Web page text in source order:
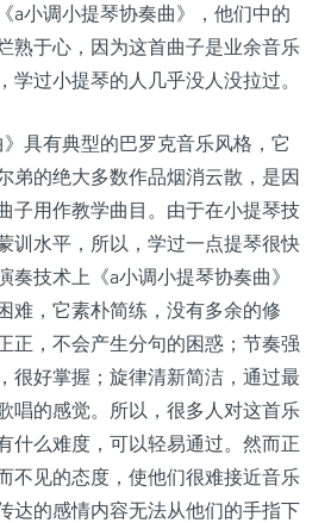
a小调小提琴协奏曲》，他们中的
熟于心，因为这首曲子是业余音乐
学过小提琴的人几乎没人没拉过。
》具有典型的巴罗克音乐风格，它
弟的绝大多数作品烟消云散，是因
子用作教学曲目。由于在小提琴技
训水平，所以，学过一点提琴很快
奏技术上《a小调小提琴协奏曲》
难，它素朴简练，没有多余的修
正，不会产生分句的困惑；节奏强
很好掌握；旋律清新简洁，通过最
唱的感觉。所以，很多人对这首乐
什么难度，可以轻易通过。然而正
不见的态度，使他们很难接近音乐
达的感情内容无法从他们的手指下